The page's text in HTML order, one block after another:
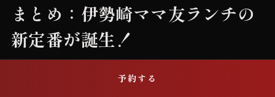
席を予約する
まとめ：伊勢崎ママ友ランチの
新定番が誕生！
「子連れOK」ではなく「子連れ歓迎」のお店、それが
予約する